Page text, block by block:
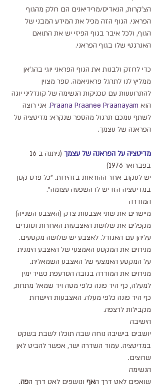
הצ'קרות, הנאדיס/מרידיאנים הם חלק מהגוף
הפראני. הגוף הזה מכיל את המידע המבני של
הגוף, ולכל איבר בגוף הפיזי יש את התואם
האנרגטי שלו בגוף הפראני.
כדי לחזק ולבנות את הגוף הפראני יוגי בהג'אן
ממליץ לנו לתרגל פראניאמה. ספר מצוין
להתרועעות עם טכניקות הנשימה של קונדליני יוגה
הוא Praana Praanee Praanayam
. אני רוצה
לשתף עמכם תרגול מהספר שנקרא: מדיטציה על
הפראנה של עצמך.
מדיטציה על הפראנה של עצמך
בפברואר 1976)
יש לעקוב אחר ההוראות בזהירות. "כל פרט קטן
במדיטציה הזו יש לו השפעה עצומה".
המודרה
מיישרים את שתי אצבעות צדק (האצבע השנייה)
מקפלים את שלושת האצבעות האחרות וסוגרים
עליהן עם האגודל. לאצבע יש שלושה מקטעים.
מניחים את המקטע האמצעי של האצבע הימנית
על המקטע האמצעי של האצבע השמאלית.
מניחים את המודרה בגובה הסרעפת כשיד ימין
למעלה, כף היד פונה כלפי מטה ויד שמאל מתחת,
כף היד פונה כלפי מעלה. האצבעות היישרות
מקבילות לרצפה.
הישיבה
יושבים בישיבה נוחה שבה תוכלו לשבת בשקט
במדיטציה. עמוד השדרה ישר, אפשר להביט לאן
שרוצים.
הנשימה
שואפים לאט דרך האף ונושפים לאט דרך הפה.